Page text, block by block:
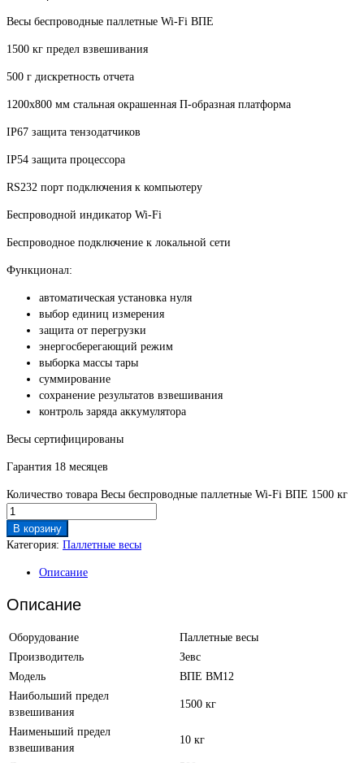
Весы беспроводные паллетные Wi-Fi ВПЕ
1500 кг предел взвешивания
500 г дискретность отчета
1200х800 мм стальная окрашенная П-образная платформа
IP67 защита тензодатчиков
IP54 защита процессора
RS232 порт подключения к компьютеру
Беспроводной индикатор Wi-Fi
Беспроводное подключение к локальной сети
Функционал:
автоматическая установка нуля
выбор единиц измерения
защита от перегрузки
энергосберегающий режим
выборка массы тары
суммирование
сохранение результатов взвешивания
контроль заряда аккумулятора
Весы сертифицированы
Гарантия 18 месяцев
Количество товара Весы беспроводные паллетные Wi-Fi ВПЕ 1500 кг
В корзину
Категория: Паллетные весы
Описание
Описание
Оборудование
Паллетные весы
Производитель
Зевс
Модель
ВПЕ ВМ12
Наибольший предел
взвешивания
1500 кг
Наименьший предел
взвешивания
10 кг